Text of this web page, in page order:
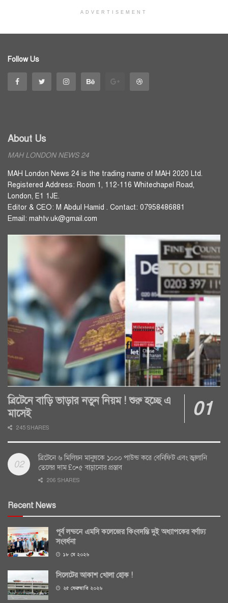
ADVERTISEMENT
Follow Us
About Us
MAH LONDON NEWS 24
MAH London News 24 is the trading name of MAH 2020 Ltd.
Registered Address: Room 1, 112-116 Whitechapel Road,
London, E1 1JE.
Editor & CEO: M Abdul Hamid . Contact: 07958486881
Email: mahtv.uk@gmail.com
ব্রিটেনে বাড়ি ভাড়ার নতুন নিয়ম ! শুরু হচ্ছে এ
মাসেই
245 SHARES
ব্রিটেনে ৬ মিলিয়ন মানুষকে ১০০০ পাউন্ড করে বেনিফিট এবং জ্বালানি
তেলের দাম £০•৫ বাড়ানোর প্রস্তাব
206 SHARES
Recent News
পূর্ব লন্ডনে এমসি কলেজের কিংবদন্তি দুই অধ্যাপকের বর্ণাঢ্য
সংবর্ধনা
১৮ মে ২০২৬
সিলেটের আকাশ খোলা হোক !
২৫ ফেব্রুয়ারি ২০২৬